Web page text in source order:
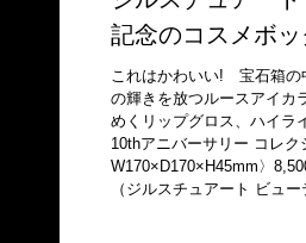
記念のコスメボッ
これはかわいい! 宝石箱の
の輝きを放つルースアイカ
めくリップグロス、ハイラ
10thアニバーサリー コレ
W170×D170×H45mm〉
（ジルスチュアート ビュ